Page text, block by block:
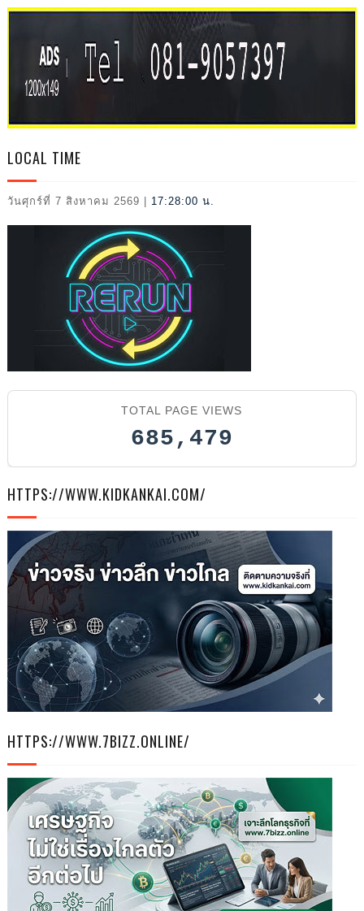
2026
LOCAL TIME
วันศุกร์ที่ 7 สิงหาคม 2569 17:28:02 น.
TOTAL PAGE VIEWS
685,479
HTTPS://WWW.KIDKANKAI.COM/
HTTPS://WWW.7BIZZ.ONLINE/